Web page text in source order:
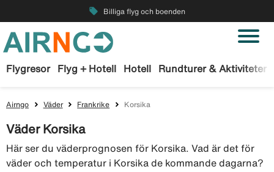
local_offer Billiga flyg och boenden
Flygresor Flyg + Hotell Hotell Rundturer & Aktiviteter
Airngo Väder Frankrike Korsika
Väder Korsika
Här ser du väderprognosen för Korsika. Vad är det för
väder och temperatur i Korsika de kommande dagarna?